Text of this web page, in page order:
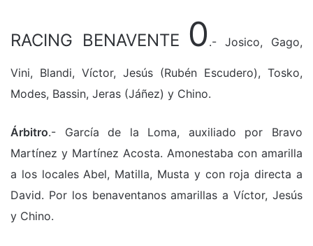
RACING BENAVENTE 0 .- Josico, Gago,
Vini, Blandi, Víctor, Jesús (Rubén Escudero), Tosko,
Modes, Bassin, Jeras (Jáñez) y Chino.
Árbitro.- García de la Loma, auxiliado por Bravo
Martínez y Martínez Acosta. Amonestaba con amarilla
a los locales Abel, Matilla, Musta y con roja directa a
David. Por los benaventanos amarillas a Víctor, Jesús
y Chino.